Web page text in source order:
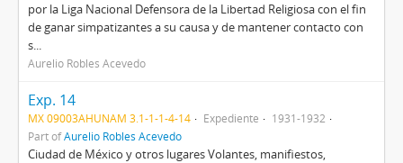
por la Liga Nacional Defensora de la Libertad Religiosa con el fin
de ganar simpatizantes a su causa y de mantener contacto con
s...
Aurelio Robles Acevedo
Exp. 14
MX 09003AHUNAM 3.1-1-1-4-14 Expediente
1931-1932
Part ofAurelio Robles Acevedo
Ciudad de México y otros lugares Volantes, manifiestos,